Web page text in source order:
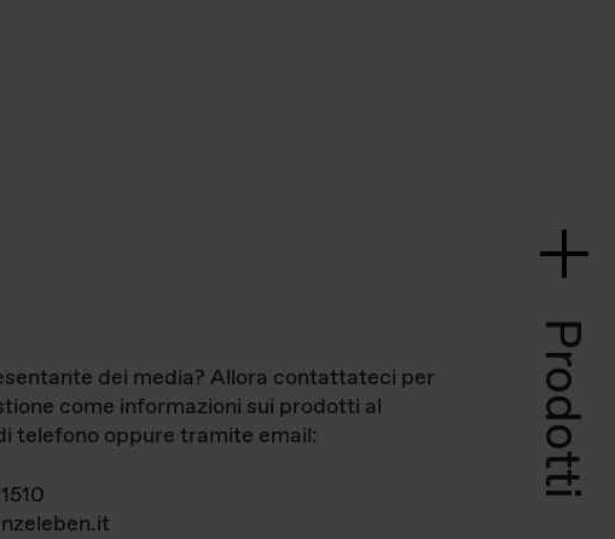
Prodotti
dei media? Allora contattateci per
come informazioni sui prodotti al
telefono oppure tramite email: